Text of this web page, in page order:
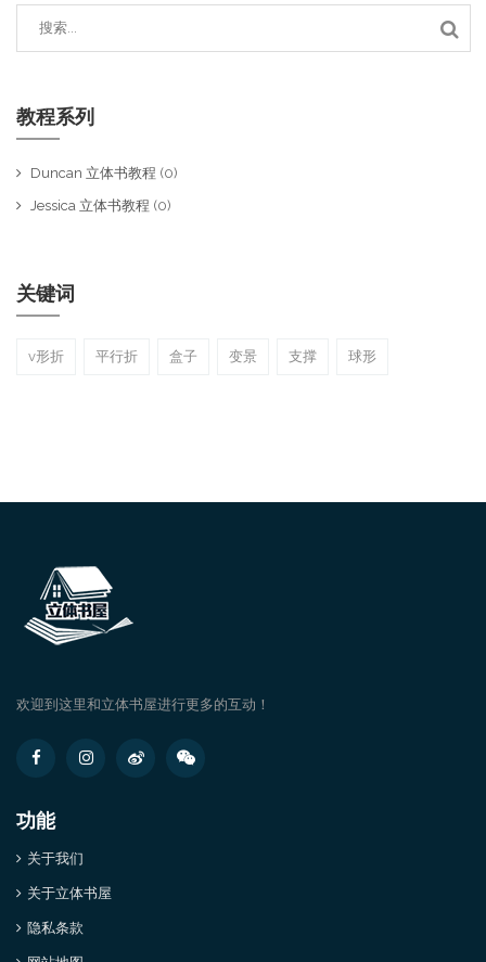
教程系列
Duncan 立体书教程 (0)
Jessica 立体书教程 (0)
关键词
v形折 平行折 盒子 变景 支撑 球形
欢迎到这里和立体书屋进行更多的互动！
功能
关于我们
关于立体书屋
隐私条款